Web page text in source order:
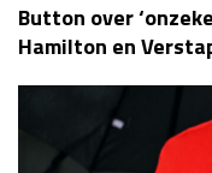
GP SINGAPORE
Kwalificatie
Button over
Hamilton en